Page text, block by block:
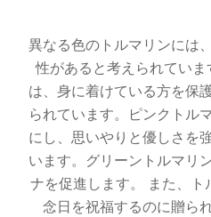
異なる色のトルマリンには
性があると考えられてい
は、身に着けている方を保
られています。ピンクトル
にし、思いやりと優しさを
います。グリーントルマリ
ナを促進します。 また、
念日を祝福するのに贈ら